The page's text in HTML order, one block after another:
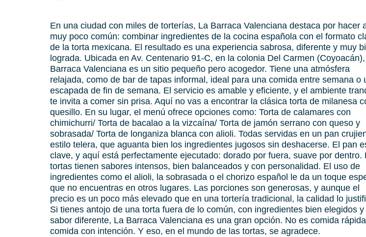
En una ciudad con miles de torterías, La Barraca Valenciana destaca por hacer
muy poco común: combinar ingredientes de la cocina española con el formato
de la torta mexicana. El resultado es una experiencia sabrosa, diferente y muy
lograda. Ubicada en Av. Centenario 91-C, en la colonia Del Carmen
Barraca Valenciana es un sitio pequeño pero acogedor. Tiene una atmósfera
relajada, como de bar de tapas informal, ideal para una comida entre semana o
escapada de fin de semana. El servicio es amable y eficiente, y el ambiente
te invita a comer sin prisa. Aquí no vas a encontrar la clásica torta de milanesa
quesillo. En su lugar, el menú ofrece opciones como: Torta de calamares con
chimichurri/ Torta de bacalao a la vizcaína/ Torta de jamón serrano con queso y
sobrasada/ Torta de longaniza blanca con alioli. Todas servidas en un pan
estilo telera, que aguanta bien los ingredientes jugosos sin deshacerse. El pan
clave, y aquí está perfectamente ejecutado: dorado por fuera, suave por dentro.
tortas tienen sabores intensos, bien balanceados y con personalidad. El uso de
ingredientes como el alioli, la sobrasada o el chorizo español le da un toque
que no encuentras en otros lugares. Las porciones son generosas, y aunque el
precio es un poco más elevado que en una tortería tradicional, la calidad lo
Si tienes antojo de una torta fuera de lo común, con ingredientes bien elegidos y
sabor diferente, La Barraca Valenciana es una gran opción. No es comida
comida con intención. Y eso, en el mundo de las tortas, se agradece.